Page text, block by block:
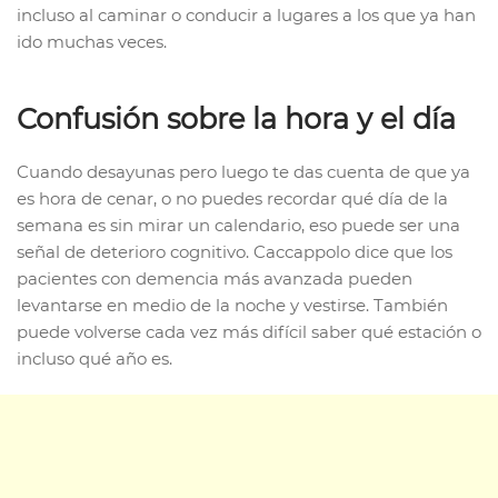
incluso al caminar o conducir a lugares a los que ya han
ido muchas veces.
Confusión sobre la hora y el día
Cuando desayunas pero luego te das cuenta de que ya
es hora de cenar, o no puedes recordar qué día de la
semana es sin mirar un calendario, eso puede ser una
señal de deterioro cognitivo. Caccappolo dice que los
pacientes con demencia más avanzada pueden
levantarse en medio de la noche y vestirse. También
puede volverse cada vez más difícil saber qué estación o
incluso qué año es.